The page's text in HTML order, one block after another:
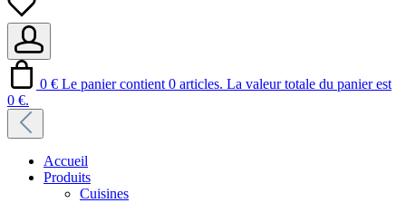
0 € Le panier contient 0 articles. La valeur totale du panier est
0 €.
Accueil
Produits
Cuisines